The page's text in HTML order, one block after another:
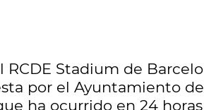
Stadium de
por el Ayuntamiento de
ha ocurrido en 24